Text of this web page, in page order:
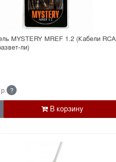
MYSTERY MREF 1.2 (Кабели RCA,
ли)
?